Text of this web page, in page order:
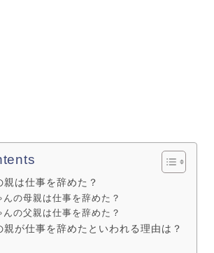
は仕事を辞めた？
んの母親は仕事を辞めた？
んの父親は仕事を辞めた？
親が仕事を辞めたといわれる理由は？